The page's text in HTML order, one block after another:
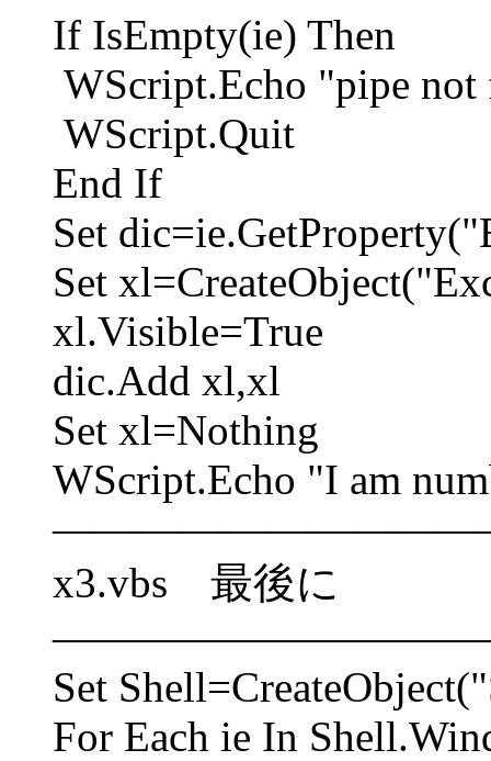
If IsEmpty(ie) Then
WScript.Echo "pipe
WScript.Quit
End If
Set
Set
xl.Visible=True
dic.Add xl,xl
Set xl=Nothing
WScript.Echo "I am
x3.vbs 最後に
Set
For Each ie In